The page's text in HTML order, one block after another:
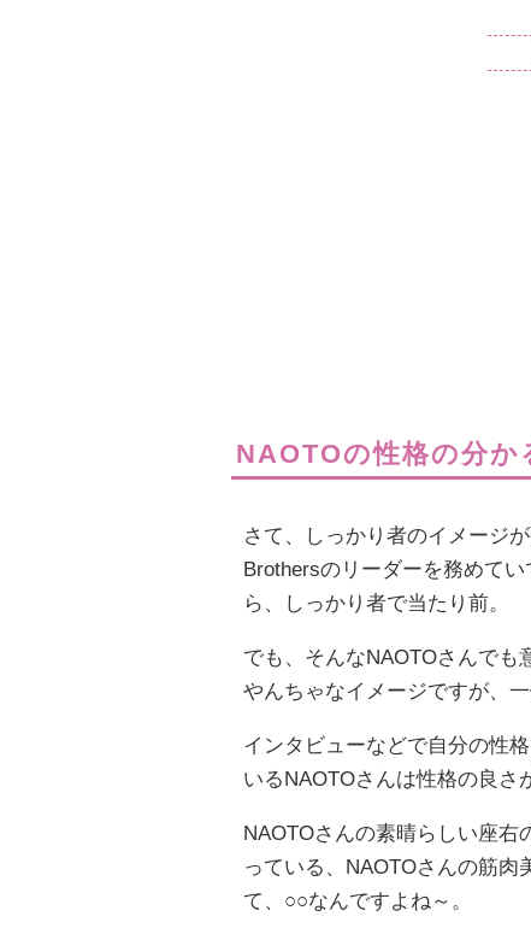
NAOTOの性格の分か
さて、しっかり者のイメージ
Brothersのリーダーを務めて
ら、しっかり者で当たり前。
でも、そんなNAOTOさんでも
やんちゃなイメージですが、
インタビューなどで自分の性
いるNAOTOさんは性格の良さ
NAOTOさんの素晴らしい座右
っている、NAOTOさんの筋肉
て、○○なんですよね～。